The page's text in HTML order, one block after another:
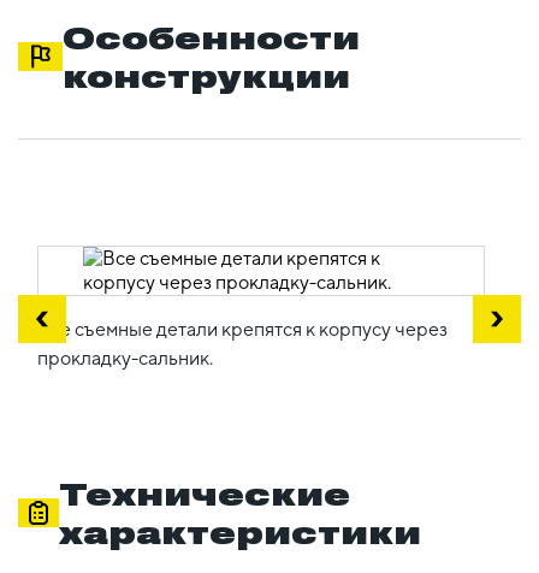
Особенности
конструкции
Все съемные детали крепятся к корпусу через
прокладку-сальник.
Технические
характеристики